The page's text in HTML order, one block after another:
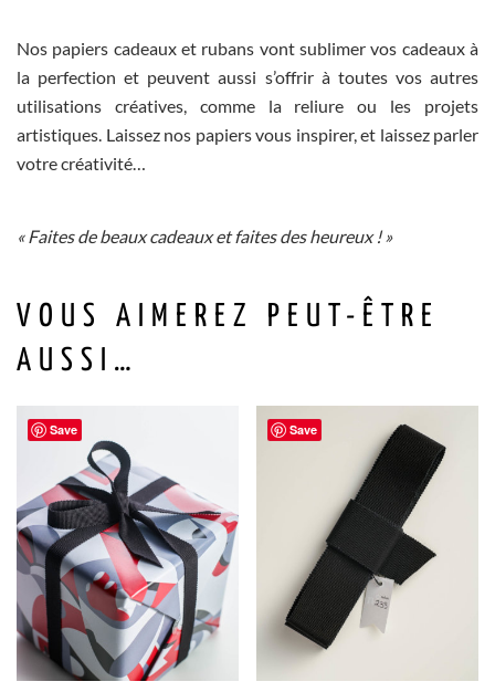
Nos papiers cadeaux et rubans vont sublimer vos cadeaux à
la perfection et peuvent aussi s’offrir à toutes vos autres
utilisations créatives, comme la reliure ou les projets
artistiques. Laissez nos papiers vous inspirer, et laissez parler
votre créativité…
« Faites de beaux cadeaux et faites des heureux ! »
VOUS AIMEREZ PEUT-ÊTRE
AUSSI…
Save Save